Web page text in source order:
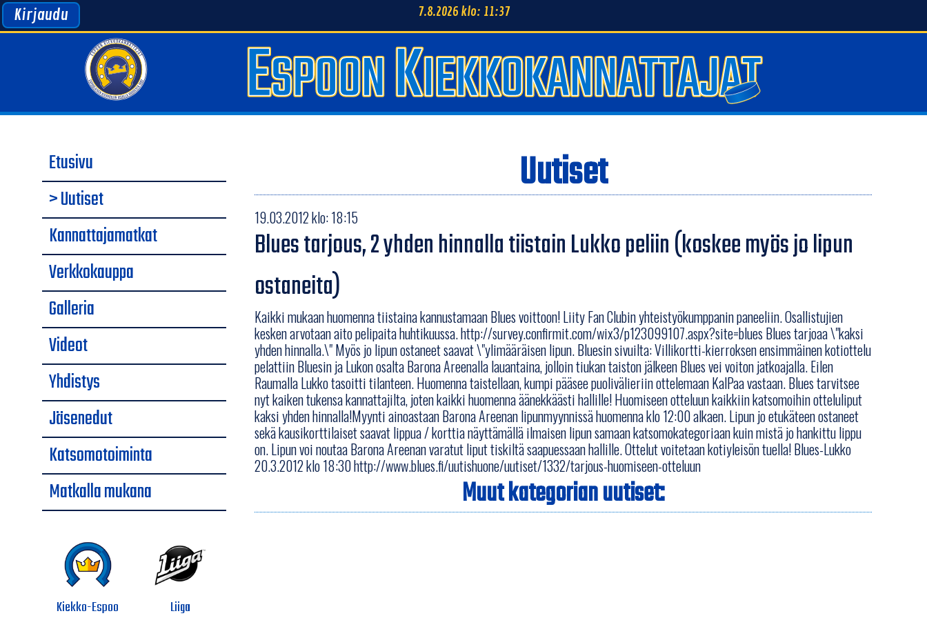
7.8.2026 klo: 11:37
Kirjaudu
Etusivu
> Uutiset
Kannattajamatkat
Verkkokauppa
Galleria
Videot
Yhdistys
Jäsenedut
Katsomotoiminta
Matkalla mukana
Kiekko-Espoo Liiga
Uutiset
19.03.2012 klo: 18:15
Blues tarjous, 2 yhden hinnalla tiistain Lukko peliin (koskee myös jo lipun
ostaneita)
Kaikki mukaan huomenna tiistaina kannustamaan Blues voittoon! Liity Fan Clubin yhteistyökumppanin paneeliin. Osallistujien
kesken arvotaan aito pelipaita huhtikuussa. http://survey.confirmit.com/wix3/p123099107.aspx?site=blues Blues tarjoaa \"kaksi
yhden hinnalla.\" Myös jo lipun ostaneet saavat \"ylimääräisen lipun. Bluesin sivuilta: Villikortti-kierroksen ensimmäinen kotiottelu
pelattiin Bluesin ja Lukon osalta Barona Areenalla lauantaina, jolloin tiukan taiston jälkeen Blues vei voiton jatkoajalla. Eilen
Raumalla Lukko tasoitti tilanteen. Huomenna taistellaan, kumpi pääsee puolivälieriin ottelemaan KalPaa vastaan. Blues tarvitsee
nyt kaiken tukensa kannattajilta, joten kaikki huomenna äänekkäästi hallille! Huomiseen otteluun kaikkiin katsomoihin otteluliput
kaksi yhden hinnalla!Myynti ainoastaan Barona Areenan lipunmyynnissä huomenna klo 12:00 alkaen. Lipun jo etukäteen ostaneet
sekä kausikorttilaiset saavat lippua / korttia näyttämällä ilmaisen lipun samaan katsomokategoriaan kuin mistä jo hankittu lippu
on. Lipun voi noutaa Barona Areenan varatut liput tiskiltä saapuessaan hallille. Ottelut voitetaan kotiyleisön tuella! Blues-Lukko
20.3.2012 klo 18:30 http://www.blues.fi/uutishuone/uutiset/1332/tarjous-huomiseen-otteluun
Muut kategorian uutiset: